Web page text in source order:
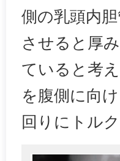
側の乳頭内
させると厚
ていると考
を腹側に向
回りにトル